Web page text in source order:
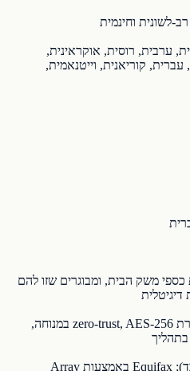
לשונית וחינמית
ערבית, רוסית, אוקראינית,
עברית, קוריאנית, וייטנאמית,
משק הבית, ומבוגרים שזו להם
Google Cloud, ארכיטקטורת zero-trust, AES-256 במנוחה,